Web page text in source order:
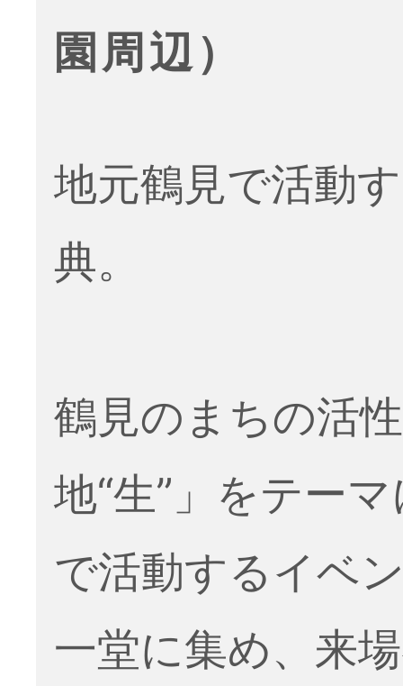
園周辺）
地元鶴見で活動
典。
鶴見のまちの活
地“生”」をテー
で活動するイベ
一堂に集め、来